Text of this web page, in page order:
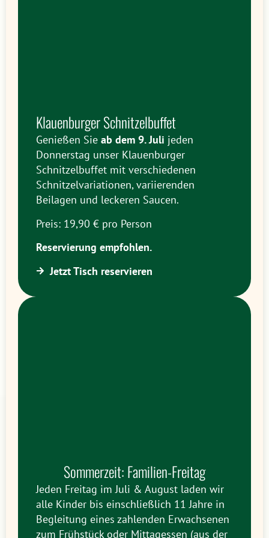
Klauenburger Schnitzelbuffet
Genießen Sie ab dem 9. Juli jeden
Donnerstag unser Klauenburger
Schnitzelbuffet mit verschiedenen
Schnitzelvariationen, variierenden
Beilagen und leckeren Saucen.
Preis: 19,90 € pro Person
Reservierung empfohlen.
Jetzt Tisch reservieren
Sommerzeit: Familien-Freitag
Jeden Freitag im Juli & August laden wir
alle Kinder bis einschließlich 11 Jahre in
Begleitung eines zahlenden Erwachsenen
zum Frühstück oder Mittagessen (aus der